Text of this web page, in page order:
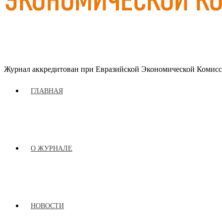
Журнал аккредитован при Евразийской Экономической
ГЛАВНАЯ
О ЖУРНАЛЕ
НОВОСТИ